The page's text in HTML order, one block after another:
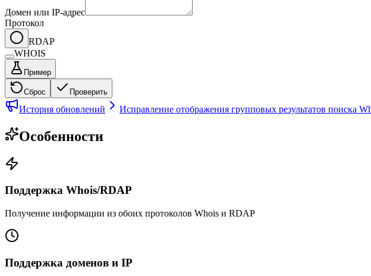
Домен или IP-адрес
Протокол
RDAP
WHOIS
Пример
Сброс Проверить
История обновлений Исправление отображения групповых результатов поиска
Особенности
Поддержка Whois/RDAP
Получение информации из обоих протоколов Whois и RDAP
Поддержка доменов и IP